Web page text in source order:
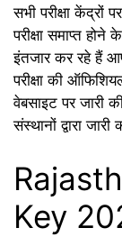
सभी परीक्षा केंद्रों
परीक्षा समाप्त
इंतजार कर रहे हैं
परीक्षा की
वेबसाइट पर जारी
संस्थानों द्वारा
Key